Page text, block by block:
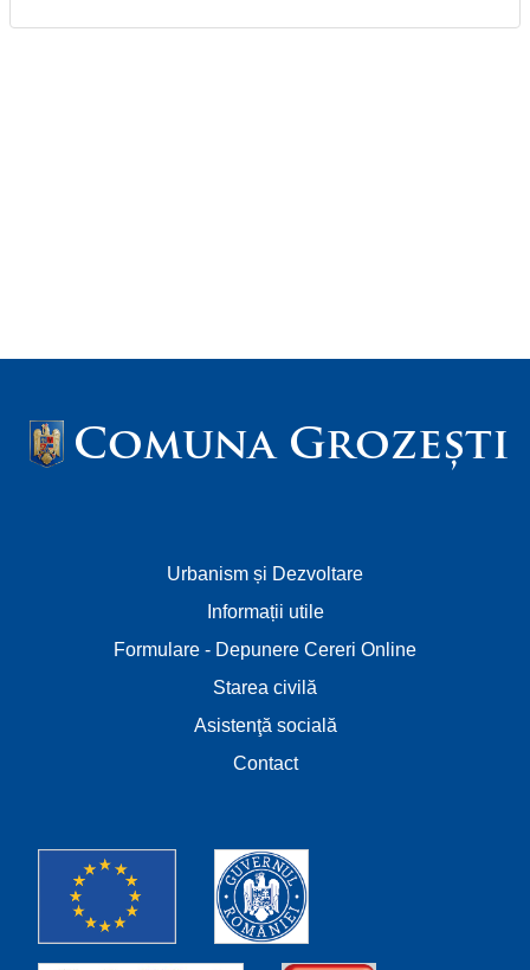
Comuna Grozești
Urbanism și Dezvoltare
Informații utile
Formulare - Depunere Cereri Online
Starea civilă
Asistenţă socială
Contact